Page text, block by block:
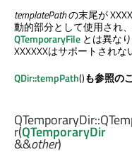
templatePathの末尾が
動的部分として使用され
QTemporaryFile とは異な
XXXXXXはサポートされな
QDir::tempPath()も参照の
QTemporaryDir::
r(QTemporaryDir
&&other)